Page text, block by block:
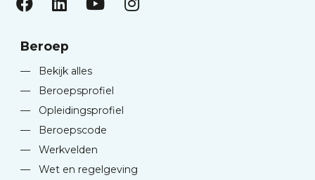
Beroep
—
Bekijk alles
—
Beroepsprofiel
—
Opleidingsprofiel
—
Beroepscode
—
Werkvelden
—
Wet en regelgeving